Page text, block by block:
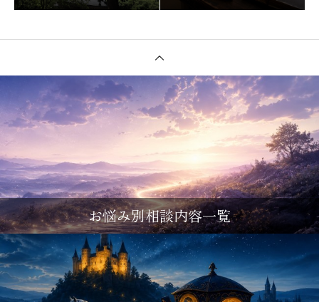
お悩み別相談内容一覧